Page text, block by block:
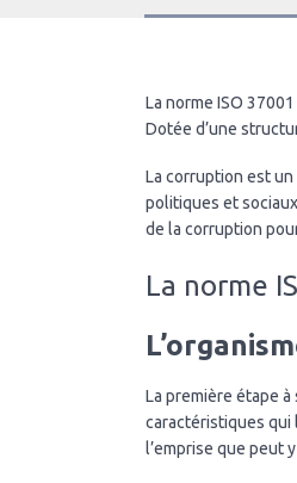
La norme ISO
Dotée d’une
La corruption est
politiques et
de la corruption
La norme
La première étape
caractéristiques qui
l’emprise que peut